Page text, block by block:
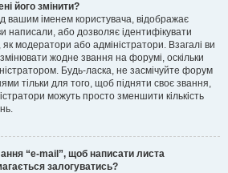
його змінити?
вашим іменем користувача, відображає
написали, або дозволяє ідентифікувати
як модератори або адміністратори. Взагалі ви
жодне звання на форумі, оскільки
Будь-ласка, не засмічуйте форум
тільки для того, щоб підняти своє звання,
можуть просто зменшити кількість
“e-mail”, щоб написати листа
залогуватись?